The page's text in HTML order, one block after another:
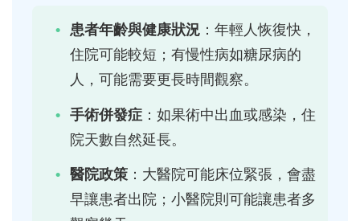
患者年齡與健康狀況 ：年輕人恢復快，
住院可能較短；有慢性病如糖尿病的
人，可能需要更長時間觀察。
手術併發症 ：如果術中出血或感染，住
院天數自然延長。
醫院政策 ：大醫院可能床位緊張，會盡
早讓患者出院；小醫院則可能讓患者多